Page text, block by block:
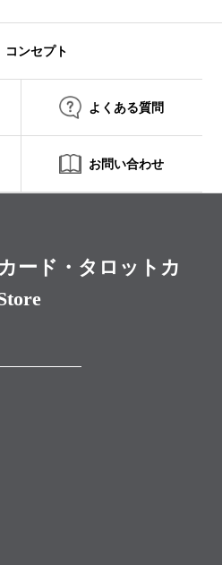
コンセプト
よくある質問
お問い合わせ
ード・タロットカ